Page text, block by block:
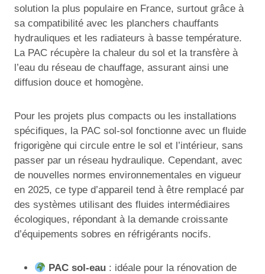
solution la plus populaire en France, surtout grâce à
sa compatibilité avec les planchers chauffants
hydrauliques et les radiateurs à basse température.
La PAC récupère la chaleur du sol et la transfère à
l’eau du réseau de chauffage, assurant ainsi une
diffusion douce et homogène.
Pour les projets plus compacts ou les installations
spécifiques, la PAC sol-sol fonctionne avec un fluide
frigorigène qui circule entre le sol et l’intérieur, sans
passer par un réseau hydraulique. Cependant, avec
de nouvelles normes environnementales en vigueur
en 2025, ce type d’appareil tend à être remplacé par
des systèmes utilisant des fluides intermédiaires
écologiques, répondant à la demande croissante
d’équipements sobres en réfrigérants nocifs.
PAC sol-eau : idéale pour la rénovation de